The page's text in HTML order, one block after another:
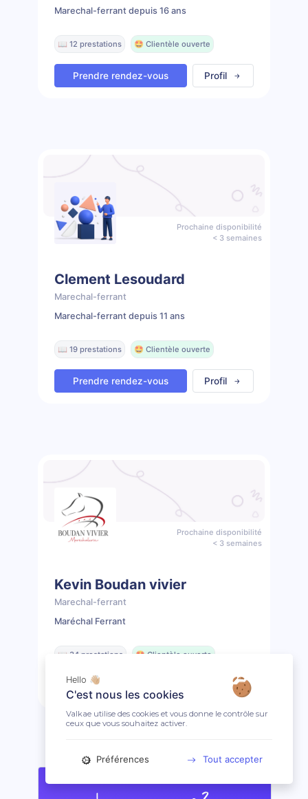
Marechal-ferrant depuis 16 ans
📖 12 prestations 🤩 Clientèle ouverte
Prendre rendez-vous Profil
Prochaine disponibilité
< 3 semaines
Clement Lesoudard
Marechal-ferrant
Marechal-ferrant depuis 11 ans
📖 19 prestations 🤩 Clientèle ouverte
Prendre rendez-vous Profil
Prochaine disponibilité
< 3 semaines
Kevin Boudan vivier
Marechal-ferrant
Maréchal Ferrant
📖 34 prestations 🤩 Clientèle ouverte
Prendre rendez-vous
Hello 👋🏼
C'est nous les cookies
Valkae utilise des cookies et vous donne le contrôle sur
ceux que vous souhaitez activer.
Préférences Tout accepter